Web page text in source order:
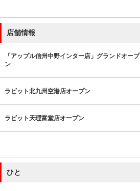
店舗情報
「アップル信州中野インター店」グランドオープ
ン
ラビット北九州空港店オープン
ラビット天理富堂店オープン
ひと